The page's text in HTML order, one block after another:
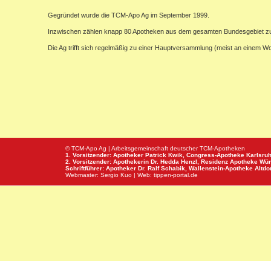
Gegründet wurde die TCM-Apo Ag im September 1999.
Inzwischen zählen knapp 80 Apotheken aus dem gesamten Bundesgebiet
Die Ag trifft sich regelmäßig zu einer Hauptversammlung (meist an einem
© TCM-Apo Ag | Arbeitsgemeinschaft deutscher TCM-Apotheken
1. Vorsitzender: Apotheker Patrick Kwik, Congress-Apotheke
2. Vorsitzender: Apothekerin Dr. Hedda Henzl, Residenz Apotheke
Schriftführer: Apotheker Dr. Ralf Schabik, Wallenstein-Apotheke
Webmaster: Sergio Kuo | Web: tippen-portal.de